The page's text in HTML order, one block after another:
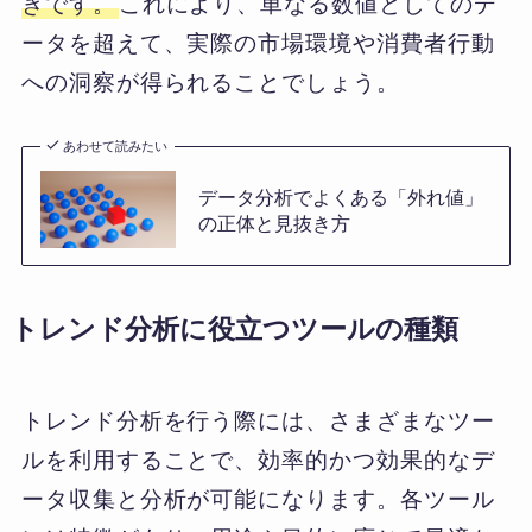
ータを超えて、実際の市場環境や消費者行動
への洞察が得られることでしょう。
あわせて読みたい
データ分析でよくある「外れ値」
の正体と見抜き方
トレンド分析に役立つツールの種類
トレンド分析を行う際には、さまざまなツー
ルを利用することで、効率的かつ効果的なデ
ータ収集と分析が可能になります。各ツール